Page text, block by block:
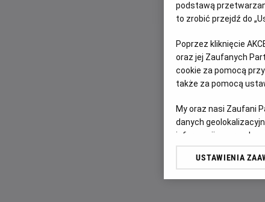
podstawą
to zrobić przejdź do
Poprzez kliknięcie
oraz jej Zaufanych
cookie za pomocą
także za pomocą
My oraz nasi Zaufani
danych
informacji na
odbiorców i ulepszanie
USTAWIENIA